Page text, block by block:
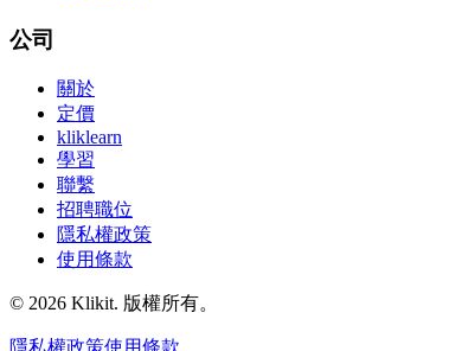
公司
關於
定價
kliklearn
學習
聯繫
招聘職位
隱私權政策
使用條款
© 2026 Klikit. 版權所有。